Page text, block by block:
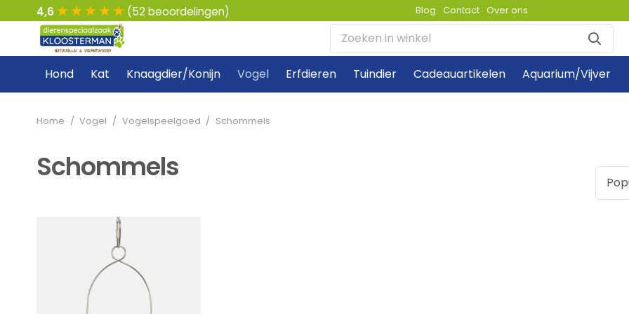
4,6 (52 beoordelingen) Blog Contact Over ons
Hond Kat Knaagdier/Konijn Vogel Erfdieren Tuindier Cadeauartikelen Aquarium/Vijver
Home / Vogel / Vogelspeelgoed / Schommels
Schommels